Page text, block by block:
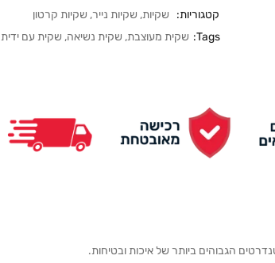
קטגוריות:
שקיות, שקיות נייר, שקיות קרטון
Tags: שקית מעוצבת, שקית נשיאה, שקית עם ידית
הגבוהים ביותר של איכות ובטיחות.